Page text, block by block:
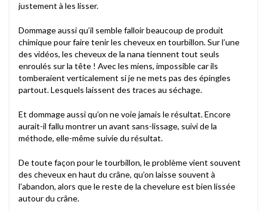
justement à les lisser.
Dommage aussi qu’il semble falloir beaucoup de produit
chimique pour faire tenir les cheveux en tourbillon. Sur l’une
des vidéos, les cheveux de la nana tiennent tout seuls
enroulés sur la tête ! Avec les miens, impossible car ils
tomberaient verticalement si je ne mets pas des épingles
partout. Lesquels laissent des traces au séchage.
Et dommage aussi qu’on ne voie jamais le résultat. Encore
aurait-il fallu montrer un avant sans-lissage, suivi de la
méthode, elle-même suivie du résultat.
De toute façon pour le tourbillon, le problème vient souvent
des cheveux en haut du crâne, qu’on laisse souvent à
l’abandon, alors que le reste de la chevelure est bien lissée
autour du crâne.